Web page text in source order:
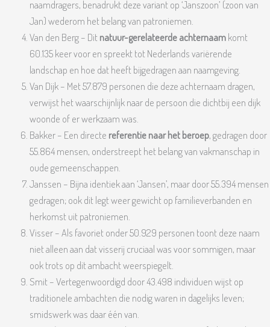
naamdragers, benadrukt deze variant op ‘Janszoon’ (zoon van
Jan) wederom het belang van patroniemen.
Van den Berg – Ditnatuur-gerelateerde achternaamkomt
60.135 keer voor en spreekt tot Nederlands variërende
landschap en hoe dat heeft bijgedragen aan naamgeving.
Van Dijk – Met 57.879 personen die deze achternaam dragen,
verwijst het waarschijnlijk naar de persoon die dichtbij een dijk
woonde of er werkzaam was.
Bakker – Een directe referentie naar het beroep, gedragen door
55.864 mensen, onderstreept het belang van vakmanschap in
oude gemeenschappen.
Janssen – Bijna identiek aan ‘Jansen’, maar door 55.394 mensen
gedragen; ook dit legt weer gewicht op familieverbanden en
herkomst uit patroniemen.
Visser – Als favoriet onder 50.929 personen toont deze naam
niet alleen aan dat visserij cruciaal was voor sommigen, maar
ook trots op dit ambacht weerspiegelt.
Smit – Vertegenwoordigd door 43.498 individuen wijst op
traditionele ambachten die nodig waren in dagelijks leven;
smidswerk was daar één van.